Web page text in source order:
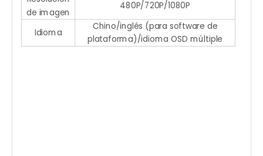
de imagen
480P/720P/1080P
Idioma
Chino/inglés (para software de
plataforma)/idioma OSD múltiple